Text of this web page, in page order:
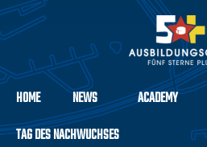
HOME NEWS ACADEMY
TAG DES NACHWUCHSES